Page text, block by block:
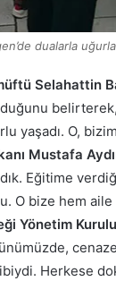
dualarla
Selahattin
yaşadı. O,
Mustafa
Eğitime
O bize hem
Yönetim
Herkese